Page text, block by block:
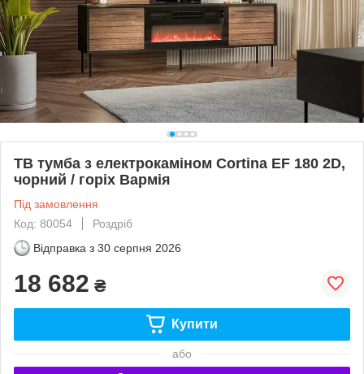
ТВ тумба з електрокаміном Cortina EF 180 2D,
чорний / горіх Вармія
Під замовлення
Код: 80054
Роздріб
Відправка з 30 серпня 2026
18 682 ₴
Купити
або